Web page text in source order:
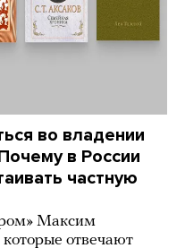
во владении
в России
частную
Максим
которые отвечают